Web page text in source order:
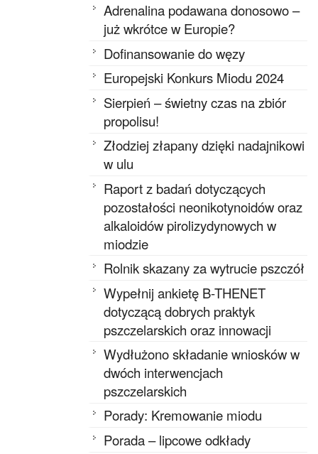
Adrenalina podawana donosowo –
już wkrótce w Europie?
Dofinansowanie do węzy
Europejski Konkurs Miodu 2024
Sierpień – świetny czas na zbiór
propolisu!
Złodziej złapany dzięki nadajnikowi
w ulu
Raport z badań dotyczących
pozostałości neonikotynoidów oraz
alkaloidów pirolizydynowych w
miodzie
Rolnik skazany za wytrucie pszczół
Wypełnij ankietę B-THENET
dotyczącą dobrych praktyk
pszczelarskich oraz innowacji
Wydłużono składanie wniosków w
dwóch interwencjach
pszczelarskich
Porady: Kremowanie miodu
Porada – lipcowe odkłady